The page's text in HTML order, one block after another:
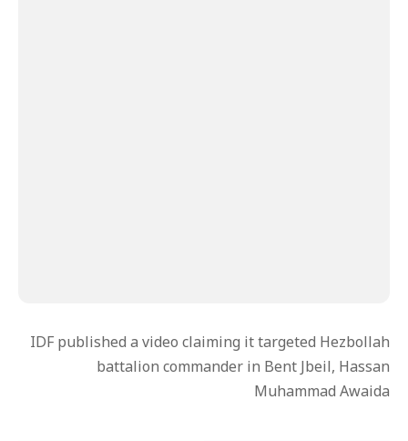
IDF published a video claiming it targeted Hezbollah
battalion commander in Bent Jbeil, Hassan
Muhammad Awaida